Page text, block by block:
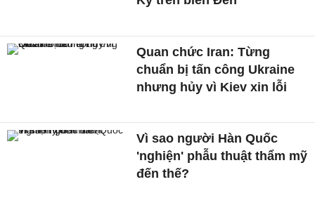
Quan chức Iran: Từng
chuẩn bị tấn công Ukraine
nhưng hủy vì Kiev xin lỗi
Vì sao người Hàn Quốc
'nghiện' phẫu thuật thẩm mỹ
đến thế?